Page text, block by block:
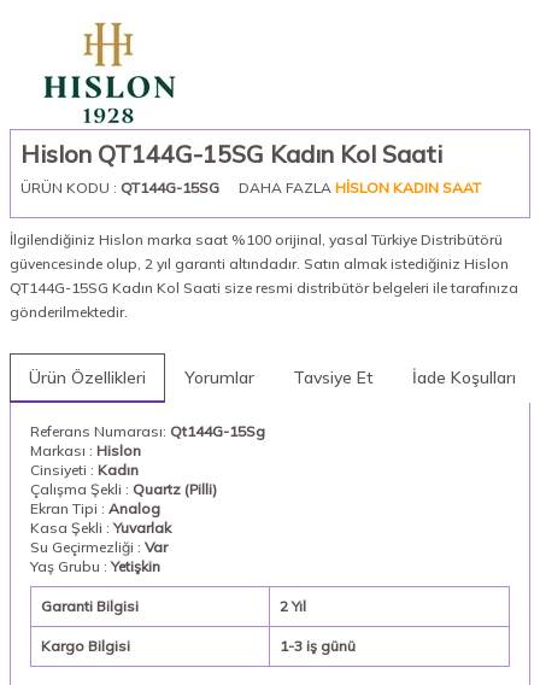
Hislon QT144G-15SG Kadın Kol Saati
ÜRÜN KODU : QT144G-15SG DAHA FAZLA HISLON KADIN SAAT
İlgilendiğiniz Hislon marka saat %100 orijinal, yasal Türkiye Distribütörü
güvencesinde olup, 2 yıl garanti altındadır. Satın almak istediğiniz Hislon
QT144G-15SG Kadın Kol Saati size resmi distribütör belgeleri ile tarafınıza
gönderilmektedir.
Ürün Özellikleri Yorumlar Tavsiye Et İade Koşulları
Referans Numarası: Qt144G-15Sg
Markası : Hislon
Cinsiyeti : Kadın
Çalışma Şekli : Quartz (Pilli)
Ekran Tipi : Analog
Kasa Şekli :Yuvarlak
Su Geçirmezliği : Var
Yaş Grubu :Yetişkin
Garanti Bilgisi 2 Yıl
Kargo Bilgisi 1-3 iş günü